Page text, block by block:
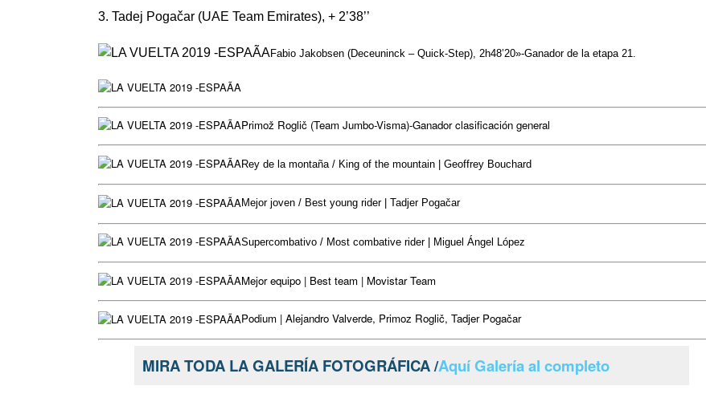
3. Tadej Pogačar (UAE Team Emirates), + 2’38’’
Fabio Jakobsen (Deceuninck – Quick-Step), 2h48’20»-Ganador de la etapa 21.
Primož Roglič (Team Jumbo-Visma)-Ganador clasificación general
Rey de la montaña / King of the mountain | Geoffrey Bouchard
Mejor joven / Best young rider | Tadjer Pogačar
Supercombativo / Most combative rider | Miguel Ángel López
Mejor equipo | Best team | Movistar Team
Podium | Alejandro Valverde, Primoz Roglič, Tadjer Pogačar
MIRA TODA LA GALERÍA FOTOGRÁFICA /Aquí Galería al completo